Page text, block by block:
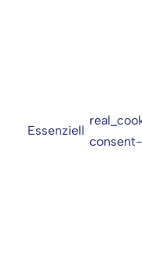
Essenziell